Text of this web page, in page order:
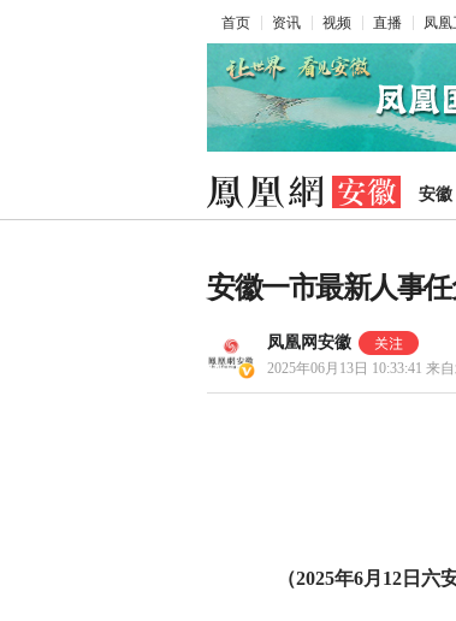
首页 资讯 视频 直播 凤凰
安徽
安徽一市最新人事
凤凰网安徽
2025年06月13日 10:33:41 来
（2025年6月12日